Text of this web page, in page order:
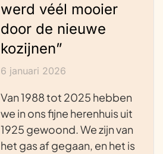
werd véél mooier
door de nieuwe
kozijnen”
6 januari 2026
Van 1988 tot 2025 hebben
we in ons fijne herenhuis uit
1925 gewoond. We zijn van
het gas af gegaan, en het is